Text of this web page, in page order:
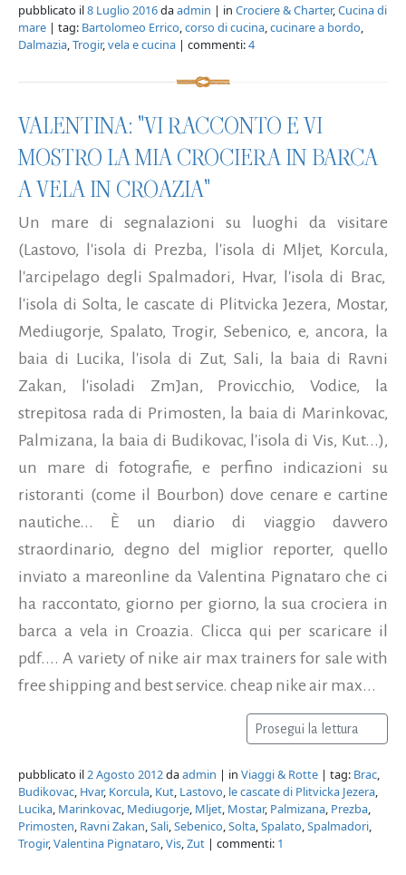
pubblicato il8 Luglio 2016daadmin | in Crociere & Charter,Cucina di
mare | tag: Bartolomeo Errico,corso di cucina,cucinare a bordo,
Dalmazia,Trogir,vela e cucina | commenti:4
VALENTINA: "VI RACCONTO E VI
MOSTRO LA MIA CROCIERA IN BARCA
A VELA IN CROAZIA"
Un mare di segnalazioni su luoghi da visitare
(Lastovo, l'isola di Prezba, l'isola di Mljet, Korcula,
l'arcipelago degli Spalmadori, Hvar, l'isola di Brac,
l'isola di Solta, le cascate di Plitvicka Jezera, Mostar,
Mediugorje, Spalato, Trogir, Sebenico, e, ancora, la
baia di Lucika, l'isola di Zut, Sali, la baia di Ravni
Zakan, l'isoladi ZmJan, Provicchio, Vodice, la
strepitosa rada di Primosten, la baia di Marinkovac,
Palmizana, la baia di Budikovac, l'isola di Vis, Kut...),
un mare di fotografie, e perfino indicazioni su
ristoranti (come il Bourbon) dove cenare e cartine
nautiche... È un diario di viaggio davvero
straordinario, degno del miglior reporter, quello
inviato a mareonline da Valentina Pignataro che ci
ha raccontato, giorno per giorno, la sua crociera in
barca a vela in Croazia. Clicca qui per scaricare il
pdf.... A variety of nike air max trainers for sale with
free shipping and best service. cheap nike air max...
Prosegui la lettura
pubblicato il2 Agosto 2012daadmin | in Viaggi & Rotte | tag: Brac,
Budikovac, Hvar, Korcula, Kut, Lastovo, le cascate di Plitvicka Jezera,
Lucika, Marinkovac, Mediugorje, Mljet, Mostar, Palmizana, Prezba,
Primosten, Ravni Zakan,Sali,Sebenico,Solta,Spalato,Spalmadori,
Trogir,Valentina Pignataro,Vis,Zut | commenti: 1